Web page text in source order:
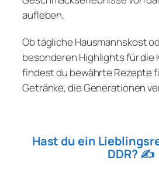
aufleben.
Ob tägliche Hausmannskost
besonderen Highlights für die
findest du bewährte Rezepte
Getränke, die Generationen
Hast du ein
DDR? ✍️